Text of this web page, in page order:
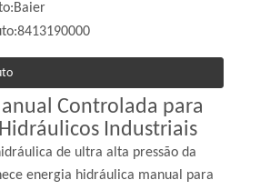
Baier
8413190000
Controlada para
Industriais
de ultra alta pressão da
energia hidráulica manual para